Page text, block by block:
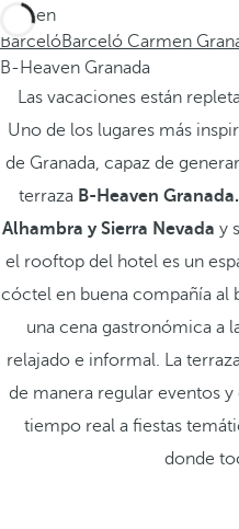
Está en
BarcelóBarceló Carmen
B-Heaven Granada
Las vacaciones están
Uno de los lugares más
de Granada, capaz de
terraza B-Heaven Granada.
Alhambra y Sierra Nevada y
el rooftop del hotel es un
cóctel en buena compañía al
una cena gastronómica a
relajado e informal. La
de manera regular eventos
tiempo real a fiestas
donde